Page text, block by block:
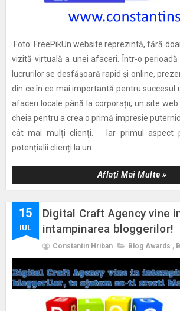
Foto: FreePikUn website reprezintă, fără
vizită virtuală a unei afaceri. Într-o
lucrurilor se desfășoară rapid și online,
din ce în ce mai importantă pentru succesul
afaceri locale până la corporații, un site
cheia pentru a crea o primă impresie
cât mai mulți clienți. Iar primul aspect
potențialii clienți la un...
Aflați Mai Multe »
15
IUL
Digital Craft Agency vine
intampinarea bloggerilor!
Constantin Hriban Blog Awards ,